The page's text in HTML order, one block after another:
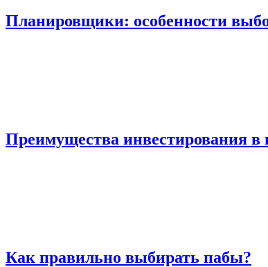
Планировщики: особенности
Преимущества инвестирования в
Как правильно выбирать пабы?